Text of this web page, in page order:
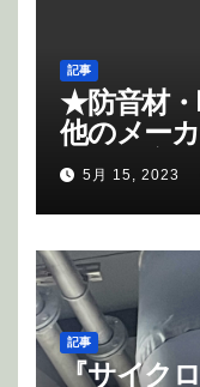
メール(限
す。
tec.co.jp
記事
★防音材
他のメー
社様の応
す。
5月 15, 2023
記事
『サイク